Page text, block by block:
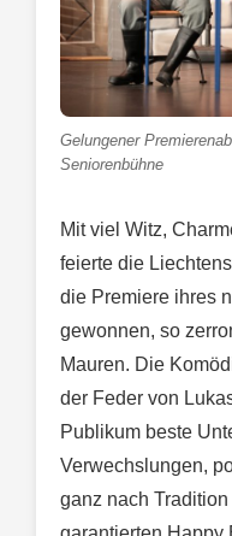
Gelungener
Seniorenbühne
Mit viel Witz,
feierte die
die Premiere ihres
gewonnen, so
Mauren. Die
der Feder von
Publikum beste
Verwechslungen,
ganz nach